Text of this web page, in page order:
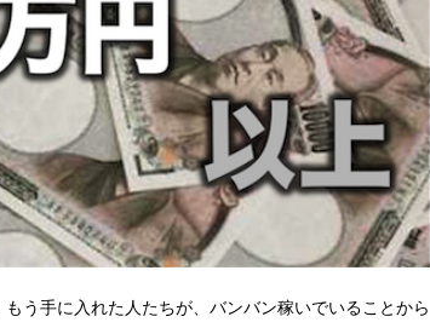
う手に入れた人たちが、バンバン稼いでいることから